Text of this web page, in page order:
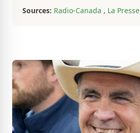
Sources: Radio-Canada , La Presse